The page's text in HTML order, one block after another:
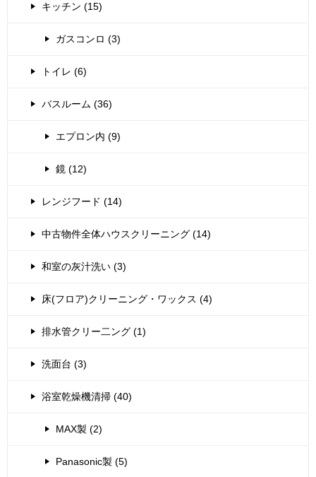
キッチン (15)
ガスコンロ (3)
トイレ (6)
バスルーム (36)
エプロン内 (9)
鏡 (12)
レンジフード (14)
中古物件全体ハウスクリーニング (14)
和室の灰汁洗い (3)
床(フロア)クリーニング・ワックス (4)
排水管クリー二ング (1)
洗面台 (3)
浴室乾燥機清掃 (40)
MAX製 (2)
Panasonic製 (5)